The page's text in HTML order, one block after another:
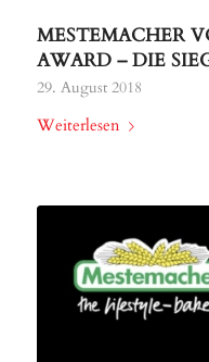
MESTEMACHER
AWARD – DIE
29. August 2018
Weiterlesen